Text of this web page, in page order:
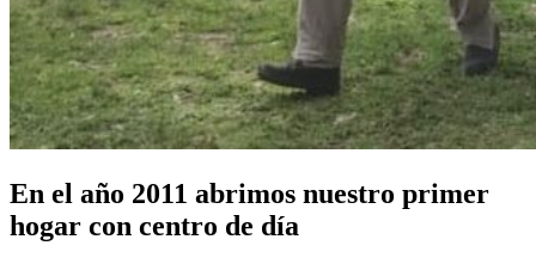
En el año 2011 abrimos nuestro primer
hogar con centro de día